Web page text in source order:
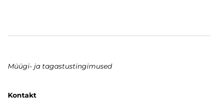
Müügi- ja tagastustingimused
Kontakt